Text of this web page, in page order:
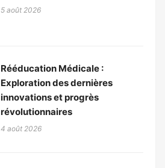
5 août 2026
Rééducation Médicale :
Exploration des dernières
innovations et progrès
révolutionnaires
4 août 2026